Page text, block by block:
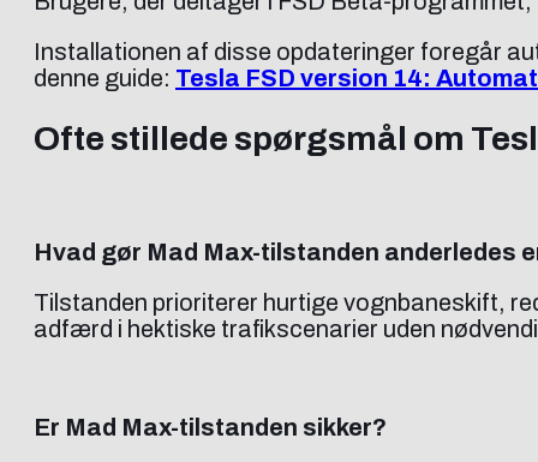
Installationen af disse opdateringer foregår
denne guide: Tesla FSD version 14:
Ofte stillede spørgsmål om
Hvad gør Mad Max-tilstanden anderledes
Tilstanden prioriterer hurtige vognbaneskift,
adfærd i hektiske trafikscenarier uden
Er Mad Max-tilstanden sikker?